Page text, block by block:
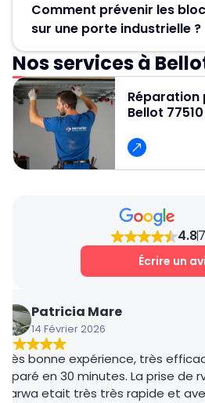
difficulté à manœuvrer la
total ? Ce sont les signes
est nécessaire. Contactez
42 80 pour un diagnostic
dépannage rapide et
industrielle à Bellot.
Comment prévenir les
sur une porte industrielle ?
Pour éviter les blocages,
est essentiel. Cela passe
lubrification des pièces
inspection fréquente pour
dommages avant qu’ils ne
Assurez-vous aussi que les
Nos services à
Bellot 77510
4.8
Écrire un
Patricia Mare
14 Février 2026
Très bonne expérience, très
réparé en 30 minutes. La prise de
Marwa etait très très rapide et